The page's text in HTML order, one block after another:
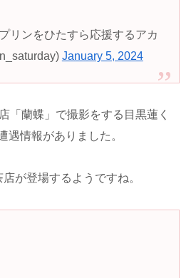
リンをひたすら応援するアカ
January 5, 2024
「蘭蝶」で撮影をする目黒蓮く
遇情報がありました。
が登場するようですね。